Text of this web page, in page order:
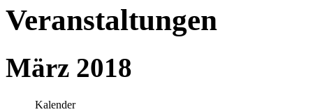
Veranstaltungen
März 2018
Kalender